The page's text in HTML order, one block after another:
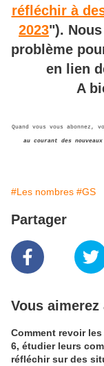
réfléchir à
2023").
problème
en lien
A
Quand vous vous abonnez,
au courant des
#Les nombres #GS
Partager
Vous aimerez
Comment revoir
6, étudier leurs
réfléchir sur des